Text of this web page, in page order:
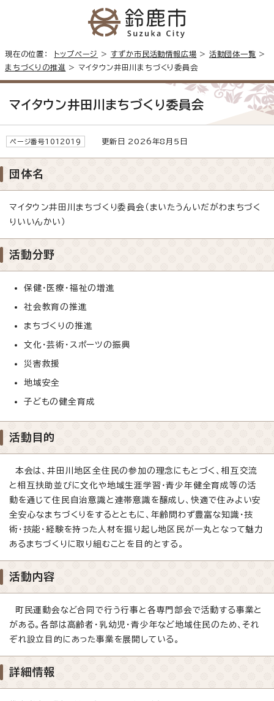
現在の位置： トップページ > すずか市民活動情報広場 > 活動団体一覧 >
まちづくりの推進 > マイタウン井田川まちづくり委員会
マイタウン井田川まちづくり委員会
ページ番号1012019 更新日 2026年8月5日
団体名
マイタウン井田川まちづくり委員会（まいたうんいだがわまちづく
りいいんかい）
活動分野
保健・医療・福祉の増進
社会教育の推進
まちづくりの推進
文化・芸術・スポーツの振興
災害救援
地域安全
子どもの健全育成
活動目的
本会は、井田川地区全住民の参加の理念にもとづく、相互交流
と相互扶助並びに文化や地域生涯学習・青少年健全育成等の活
動を通じて住民自治意識と連帯意識を醸成し、快適で住みよい安
全安心なまちづくりをするとともに、年齢問わず豊富な知識・技
術・技能・経験を持った人材を掘り起し地区民が一丸となって魅力
あるまちづくりに取り組むことを目的とする。
活動内容
町民運動会など合同で行う行事と各専門部会で活動する事業と
がある。各部は高齢者・乳幼児・青少年など地域住民のため、それ
ぞれ設立目的にあった事業を展開している。
詳細情報